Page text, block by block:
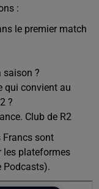
:
le premier match
saison ?
qui convient au
?
Club de R2
Francs sont
les plateformes
Podcasts).